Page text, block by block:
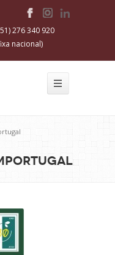
276 340 920
nacional)